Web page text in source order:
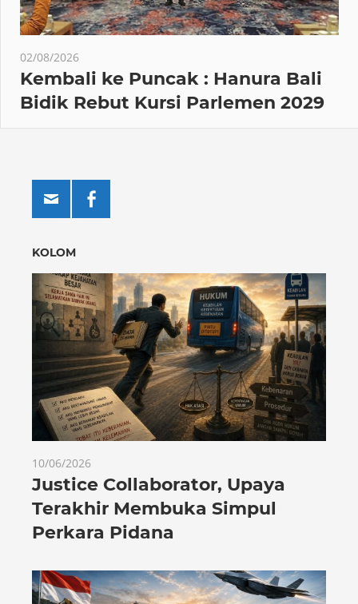
02/08/2026
Kembali ke Puncak : Hanura Bali
Bidik Rebut Kursi Parlemen 2029
KOLOM
10/06/2026
Justice Collaborator, Upaya
Terakhir Membuka Simpul
Perkara Pidana